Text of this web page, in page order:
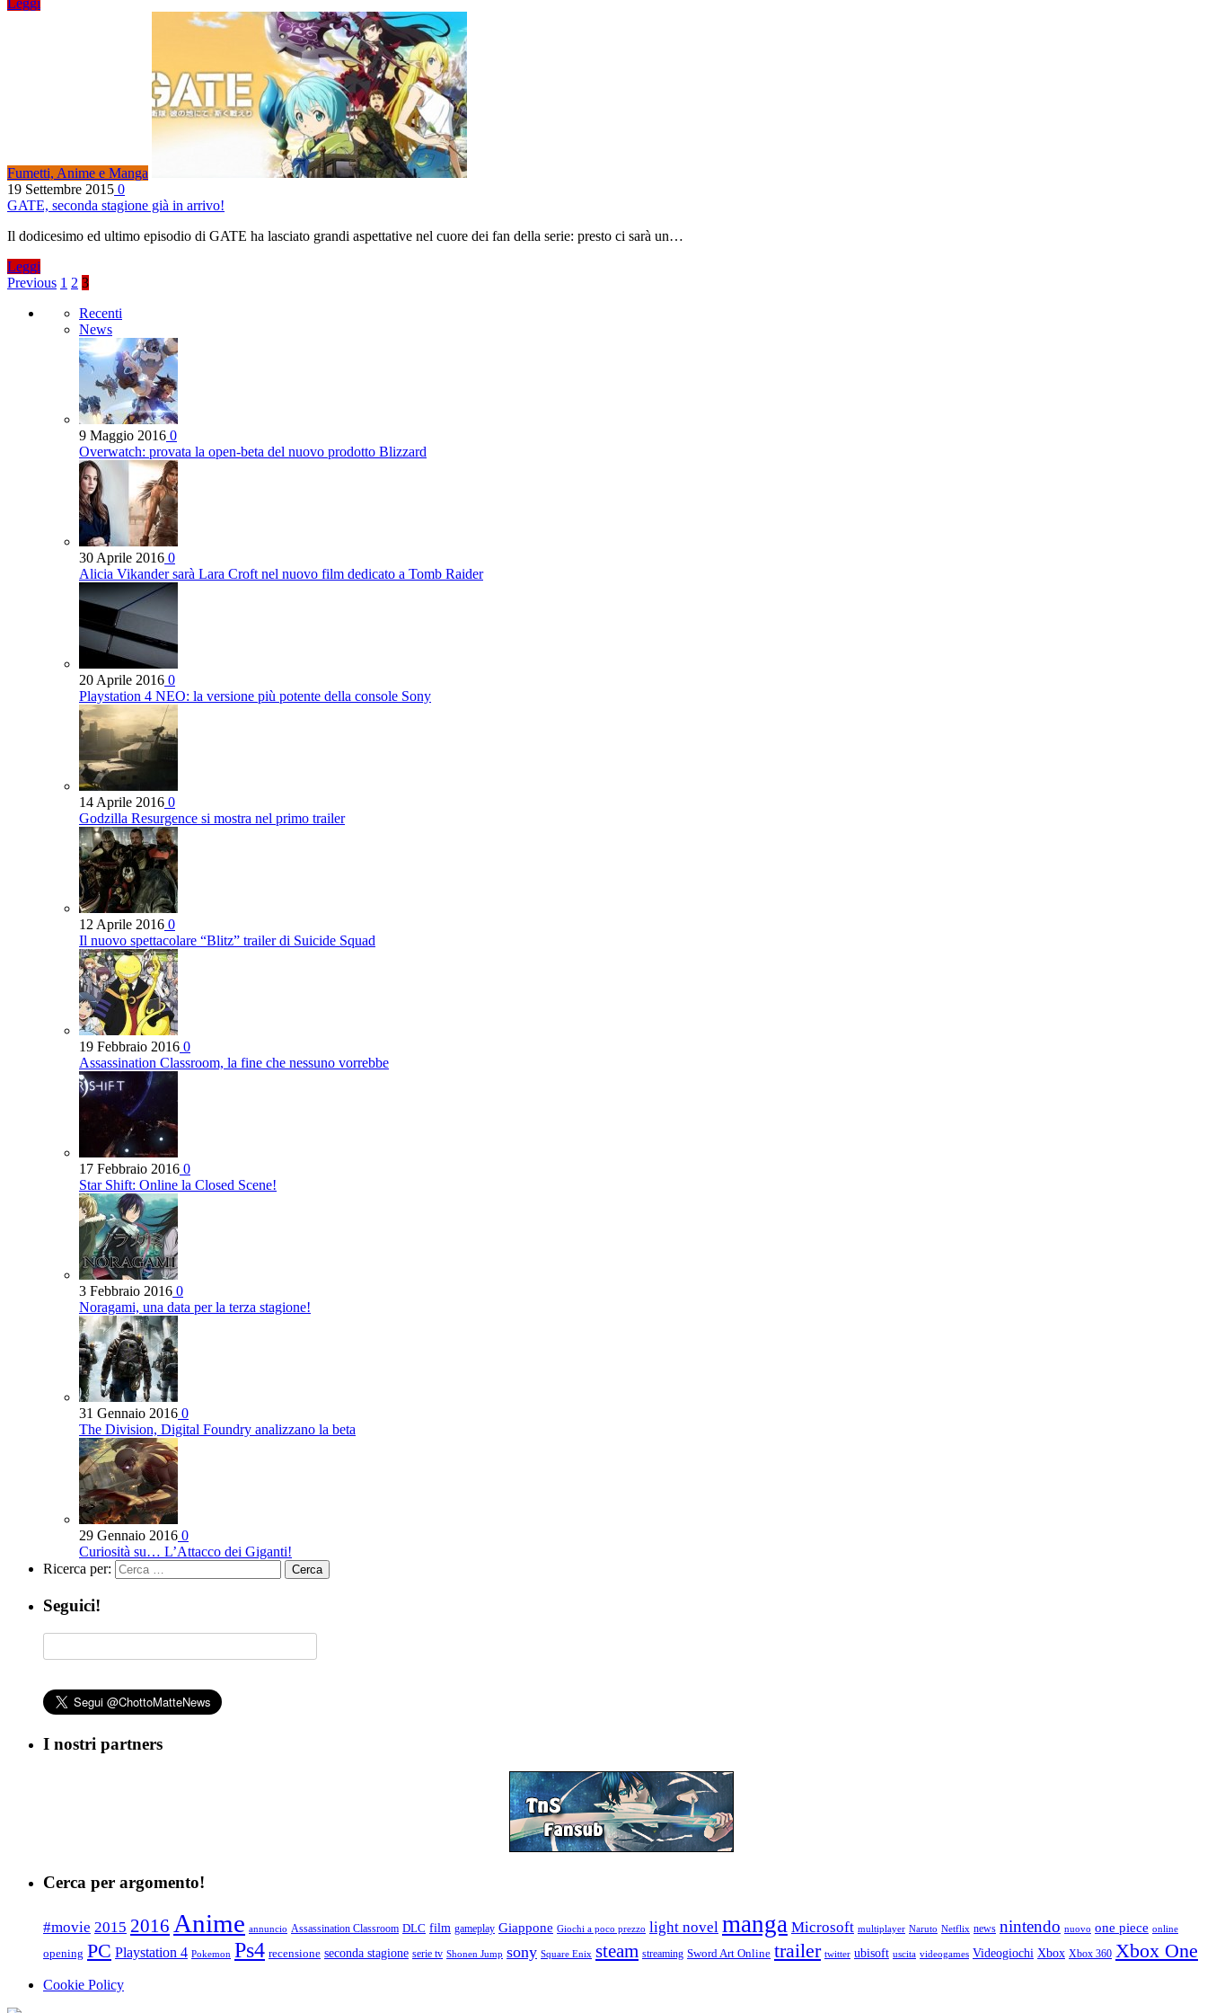
Leggi
Fumetti, Anime e Manga
19 Settembre 2015 0
GATE, seconda stagione già in arrivo!
Il dodicesimo ed ultimo episodio di GATE ha lasciato grandi aspettative nel cuore dei fan della serie: presto ci sarà un…
Leggi
Previous 1 2 3
Recenti
News
9 Maggio 2016 0
Overwatch: provata la open-beta del nuovo prodotto Blizzard
30 Aprile 2016 0
Alicia Vikander sarà Lara Croft nel nuovo film dedicato a Tomb Raider
20 Aprile 2016 0
Playstation 4 NEO: la versione più potente della console Sony
14 Aprile 2016 0
Godzilla Resurgence si mostra nel primo trailer
12 Aprile 2016 0
Il nuovo spettacolare “Blitz” trailer di Suicide Squad
19 Febbraio 2016 0
Assassination Classroom, la fine che nessuno vorrebbe
17 Febbraio 2016 0
Star Shift: Online la Closed Scene!
3 Febbraio 2016 0
Noragami, una data per la terza stagione!
31 Gennaio 2016 0
The Division, Digital Foundry analizzano la beta
29 Gennaio 2016 0
Curiosità su… L’Attacco dei Giganti!
Ricerca per:
Seguici!
I nostri partners
Cerca per argomento!
#movie 2015 2016 Anime annuncio Assassination Classroom DLC film gameplay Giappone Giochi a poco prezzo light novel manga Microsoft multiplayer Naruto Netflix news nintendo nuovo one piece online
opening PC Playstation 4 Pokemon Ps4 recensione seconda stagione serie tv Shonen Jump sony Square Enix steam streaming Sword Art Online trailer twitter ubisoft uscita videogames Videogiochi Xbox Xbox 360 Xbox One
Cookie Policy